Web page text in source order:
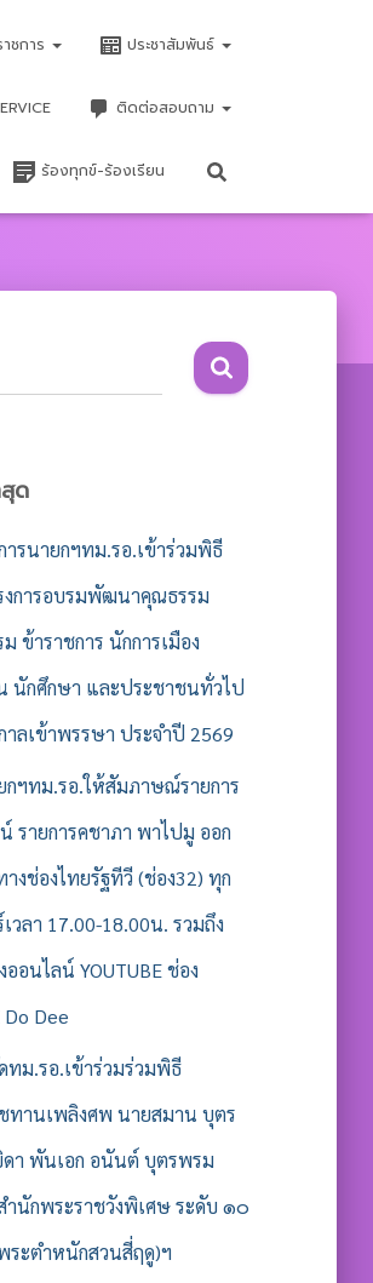
ชการ ประชาสัมพันธ์
ติดต่อสอบถาม
ร้องทุกข์-ร้องเรียน
ด
ารนายกฯทม.รอ.เข้าร่วมพิธี
งการอบรมพัฒนาคุณธรรม
ข้าราชการ นักการเมือง
นักศึกษา และประชาชนทั่วไป
าลเข้าพรรษา ประจำปี 2569
กฯทม.รอ.ให้สัมภาษณ์รายการ
รายการคชาภา พาไปมู ออก
างช่องไทยรัฐทีวี (ช่อง32) ทุก
เวลา 17.00-18.00น. รวมถึง
ออนไลน์ YOUTUBE ช่อง
Do Dee
ทม.รอ.เข้าร่วมร่วมพิธี
ทานเพลิงศพ นายสมาน บุตร
า พันเอก อนันต์ บุตรพรม
ำนักพระราชวังพิเศษ ระดับ ๑๐
ระตำหนักสวนสี่ฤดู)ฯ